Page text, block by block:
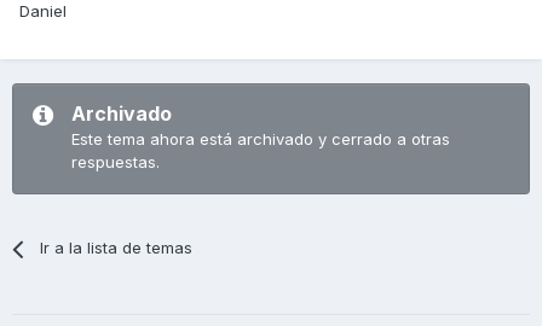
Daniel
Archivado
Este tema ahora está archivado y cerrado a otras
respuestas.
Ir a la lista de temas